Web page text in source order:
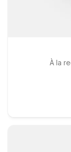
À la